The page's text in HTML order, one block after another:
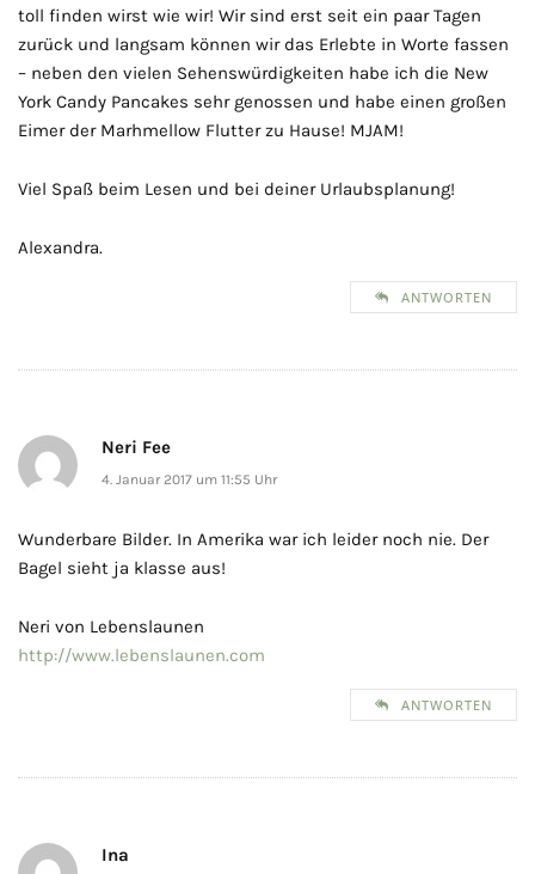
toll finden wirst wie wir! Wir sind erst seit ein paar Tagen
zurück und langsam können wir das Erlebte in Worte fassen
– neben den vielen Sehenswürdigkeiten habe ich die New
York Candy Pancakes sehr genossen und habe einen großen
Eimer der Marhmellow Flutter zu Hause! MJAM!
Viel Spaß beim Lesen und bei deiner Urlaubsplanung!
Alexandra.
ANTWORTEN
Neri Fee
4. Januar 2017 um 11:55 Uhr
Wunderbare Bilder. In Amerika war ich leider noch nie. Der
Bagel sieht ja klasse aus!
Neri von Lebenslaunen
http://www.lebenslaunen.com
ANTWORTEN
Ina